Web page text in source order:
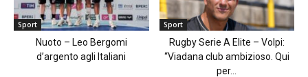
Sport
Nuoto – Leo Bergomi
d’argento agli Italiani
Sport
Rugby Serie A Elite – Volpi:
“Viadana club ambizioso. Qui
per...